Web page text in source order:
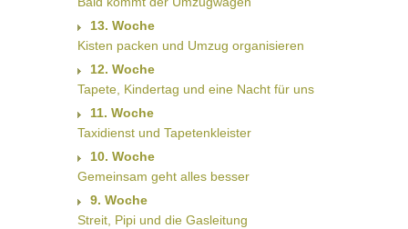
13. Woche
Kisten packen und Umzug organisieren
12. Woche
Tapete, Kindertag und eine Nacht für uns
11. Woche
Taxidienst und Tapetenkleister
10. Woche
Gemeinsam geht alles besser
9. Woche
Streit, Pipi und die Gasleitung